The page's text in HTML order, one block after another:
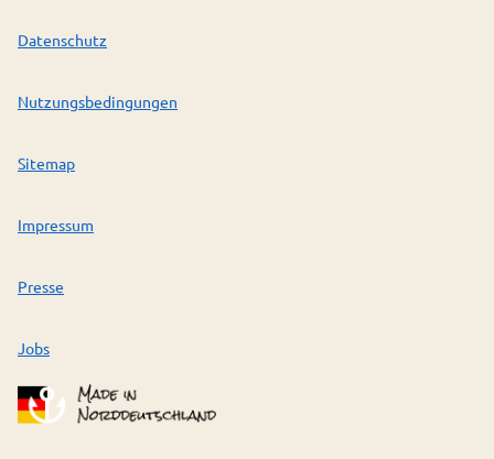
Datenschutz
Nutzungsbedingungen
Sitemap
Impressum
Presse
Jobs